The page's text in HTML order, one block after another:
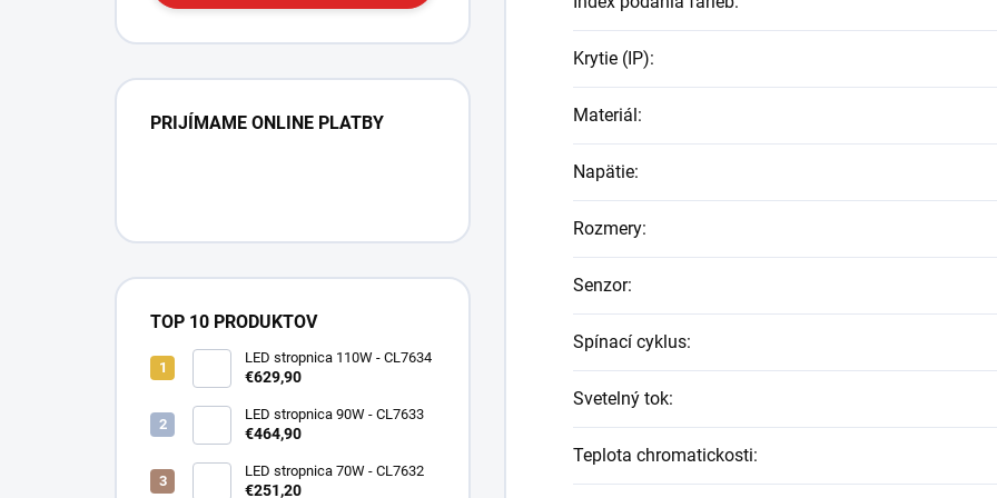
PRIJÍMAME ONLINE PLATBY
TOP 10 PRODUKTOV
LED stropnica 110W - CL7634
€629,90
LED stropnica 90W - CL7633
€464,90
LED stropnica 70W - CL7632
€251,20
Krytie (IP):
Materiál:
Napätie:
Rozmery:
Senzor:
Spínací cyklus:
Svetelný tok:
Teplota chromatickosti: